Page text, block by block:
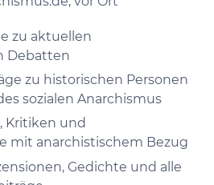
zu aktuellen
Debatten
zu historischen Personen
sozialen Anarchismus
Kritiken und
mit anarchistischem Bezug
Gedichte und alle